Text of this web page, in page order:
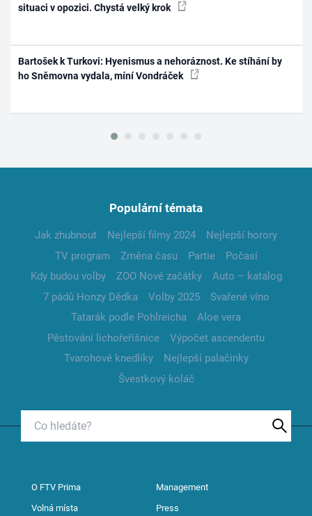
situaci v opozici. Chystá velký krok
Bartošek k Turkovi: Hyenismus a nehoráznost. Ke stíhání by
ho Sněmovna vydala, míní Vondráček
Populární témata
Jak zhubnout Nejlepší filmy 2024
Nejlepší horory
TV program
Změna času Partie
Počasí
Kdy budou volby
ZOO Nové začátky
Auto – katalog
7 pádů Honzy Dědka
Volby 2025
Svařené víno
Tatarák podle Pohlreicha
Aloe vera
Pěstování lichořeřišnice
Výpočet ascendentu
Tvarohové knedlíky
Nejlepší palačinky
Švestkový koláč
O FTV Prima Management
Volná místa Press